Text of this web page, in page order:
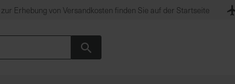
Erhebung von Versandkosten finden Sie auf der Startseite